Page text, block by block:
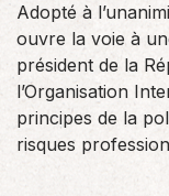
Adopté à
ouvre la voie à
président de la
l’Organisation
principes de la
risques